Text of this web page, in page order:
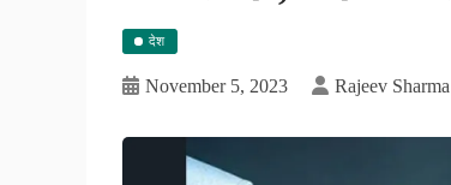
देश
November 5, 2023 Rajeev Sharma